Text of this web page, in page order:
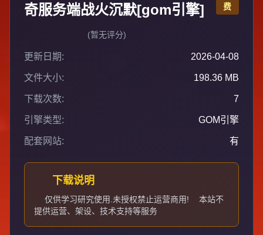
奇服务端战火沉默[gom引擎]
费
(暂无评分)
更新日期: 2026-04-08
文件大小: 198.36 MB
下载次数: 7
引擎类型: GOM引擎
配套网站: 有
下载说明
仅供学习研究使用.未授权禁止运营商用!
本站不
提供运营、架设、技术支持等服务